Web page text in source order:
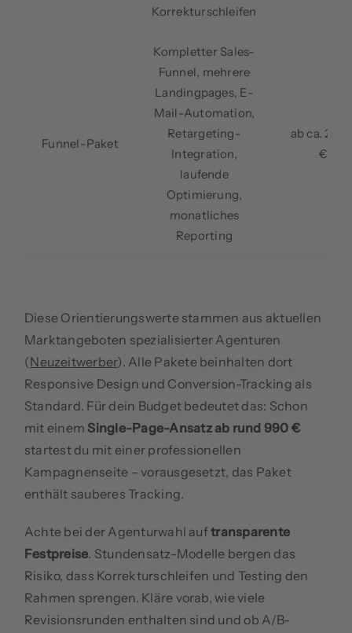
Korrekturschleifen
Funnel-Paket
Kompletter Sales-
Funnel, mehrere
Landingpages, E-
Mail-Automation,
Retargeting-
Integration,
laufende
Optimierung,
monatliches
Reporting
ab ca.
€
Diese Orientierungswerte stammen aus aktuellen
Marktangeboten spezialisierter Agenturen
(Neuzeitwerber). Alle Pakete beinhalten dort
Responsive Design und Conversion-Tracking als
Standard. Für dein Budget bedeutet das: Schon
mit einem Single-Page-Ansatz ab rund 990 €
startest du mit einer professionellen
Kampagnenseite – vorausgesetzt, das Paket
enthält sauberes Tracking.
Achte bei der Agenturwahl auftransparente
Festpreise. Stundensatz-Modelle bergen das
Risiko, dass Korrekturschleifen und Testing den
Rahmen sprengen. Kläre vorab, wie viele
Revisionsrunden enthalten sind und ob A/B-